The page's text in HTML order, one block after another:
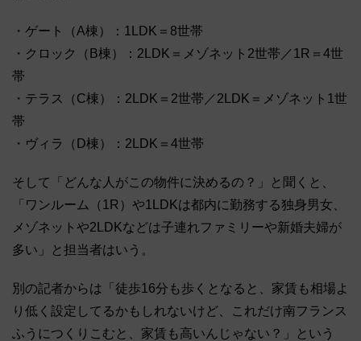
・ゲート（A棟）：1LDK＝8世帯
・クロック（B棟）：2LDK＝メゾネット2世帯／1R＝4世
帯
・テラス（C棟）：2LDK＝2世帯／2LDK＝メゾネット1世
帯
・ヴィラ（D棟）：2LDK＝4世帯
そして「どんな人がこの物件に決めるの？」と聞くと、
「ワンルーム（1R）や1LDKは都内に勤務する独身男女、
メゾネットや2LDKなどは子連れファミリーや新婚夫婦が
多い」と担当者はいう。
別の記者からは「徒歩16分も歩くとなると、家賃も相場よ
り低く設定してるかもしれないけど、これだけ南フランス
ふうにつくりこむと、家賃も高いんじゃない？」という